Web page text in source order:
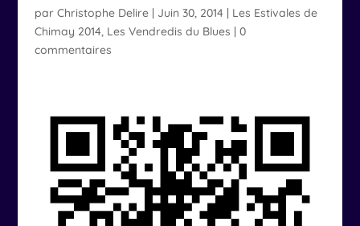
par Christophe Delire| Juin 30, 2014| Les Estivales de
Chimay 2014, Les Vendredis du Blues | 0
commentaires